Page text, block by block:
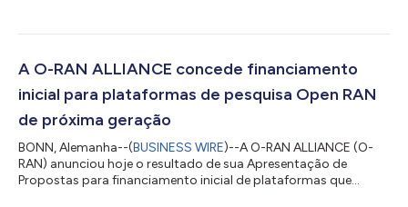
Global PlugFests são eventos periódicos organizados e co-
progresso eficiente do ecossistema O-RAN mediante testes e
A O-RAN ALLIANCE concede financiamento
inicial para plataformas de pesquisa Open RAN
de próxima geração
BONN, Alemanha--(BUSINESS WIRE)--A O-RAN ALLIANCE (O-
RAN) anunciou hoje o resultado de sua Apresentação de
Propostas para financiamento inicial de plataformas que